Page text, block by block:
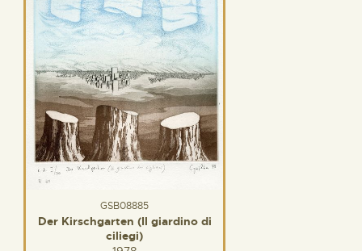
GSB08885
Der Kirschgarten (Il giardino di
ciliegi)